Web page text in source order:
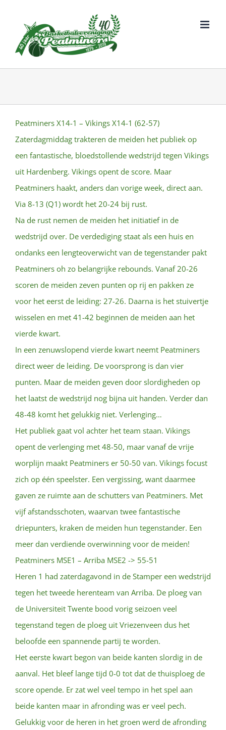
inhoud
Peatminers X14-1 – Vikings X14-1 (62-57)
Zaterdagmiddag trakteren de meiden het publiek op
een fantastische, bloedstollende wedstrijd tegen Vikings
uit Hardenberg. Vikings opent de score. Maar
Peatminers haakt, anders dan vorige week, direct aan.
Via 8-13 (Q1) wordt het 20-24 bij rust.
Na de rust nemen de meiden het initiatief in de
wedstrijd over. De verdediging staat als een huis en
ondanks een lengteoverwicht van de tegenstander pakt
Peatminers oh zo belangrijke rebounds. Vanaf 20-26
scoren de meiden zeven punten op rij en pakken ze
voor het eerst de leiding: 27-26. Daarna is het stuivertje
wisselen en met 41-42 beginnen de meiden aan het
vierde kwart.
In een zenuwslopend vierde kwart neemt Peatminers
direct weer de leiding. De voorsprong is dan vier
punten. Maar de meiden geven door slordigheden op
het laatst de wedstrijd nog bijna uit handen. Verder dan
48-48 komt het gelukkig niet. Verlenging…
Het publiek gaat vol achter het team staan. Vikings
opent de verlenging met 48-50, maar vanaf de vrije
worplijn maakt Peatminers er 50-50 van. Vikings focust
zich op één speelster. Een vergissing, want daarmee
gaven ze ruimte aan de schutters van Peatminers. Met
vijf afstandsschoten, waarvan twee fantastische
driepunters, kraken de meiden hun tegenstander. Een
meer dan verdiende overwinning voor de meiden!
Peatminers MSE1 – Arriba MSE2 -> 55-51
Heren 1 had zaterdagavond in de Stamper een wedstrijd
tegen het tweede herenteam van Arriba. De ploeg van
de Universiteit Twente bood vorig seizoen veel
tegenstand tegen de ploeg uit Vriezenveen dus het
beloofde een spannende partij te worden.
Het eerste kwart begon van beide kanten slordig in de
aanval. Het bleef lange tijd 0-0 tot dat de thuisploeg de
score opende. Er zat wel veel tempo in het spel aan
beide kanten maar in afronding was er veel pech.
Gelukkig voor de heren in het groen werd de afronding